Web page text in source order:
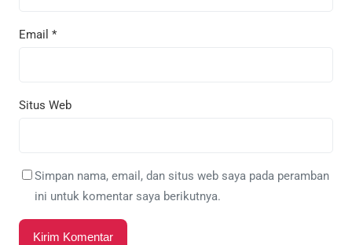
Email *
Situs Web
Simpan nama, email, dan situs web saya pada peramban
ini untuk komentar saya berikutnya.